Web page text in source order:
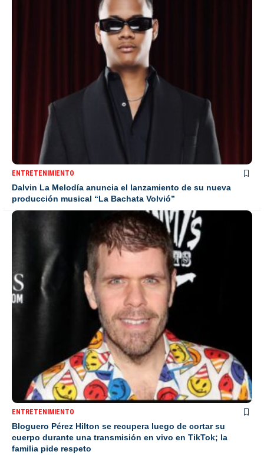
ENTRETENIMIENTO
Dalvin La Melodía anuncia el lanzamiento de su nueva
producción musical “La Bachata Volvió”
ENTRETENIMIENTO
Bloguero Pérez Hilton se recupera luego de cortar su
cuerpo durante una transmisión en vivo en TikTok; la
familia pide respeto